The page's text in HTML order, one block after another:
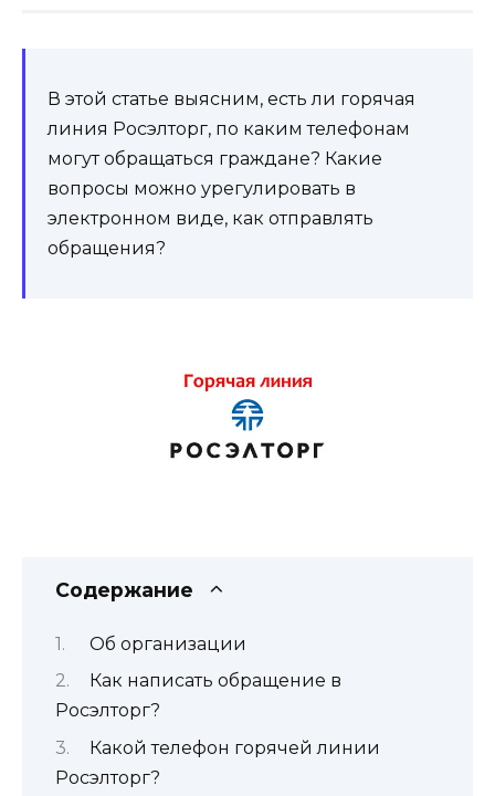
В этой статье выясним, есть ли горячая
линия Росэлторг, по каким телефонам
могут обращаться граждане? Какие
вопросы можно урегулировать в
электронном виде, как отправлять
обращения?
Содержание
Об организации
Как написать обращение в
Росэлторг?
Какой телефон горячей линии
Росэлторг?